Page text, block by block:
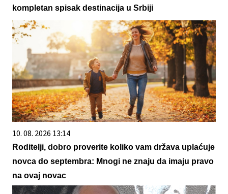
kompletan spisak destinacija u Srbiji
10. 08. 2026 13:14
Roditelji, dobro proverite koliko vam država uplaćuje
novca do septembra: Mnogi ne znaju da imaju pravo
na ovaj novac